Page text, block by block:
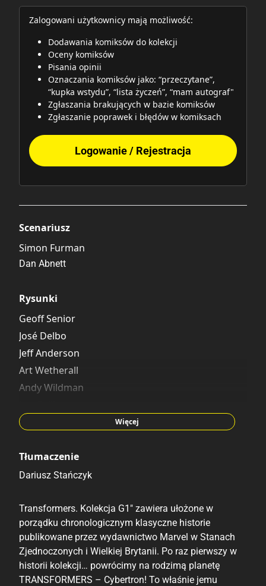
Zalogowani użytkownicy mają możliwość:
Dodawania komiksów do kolekcji
Oceny komiksów
Pisania opinii
Oznaczania komiksów jako: “przeczytane”,
“kupka wstydu”, “lista życzeń”, “mam autograf"
Zgłaszania brakujących w bazie komiksów
Zgłaszanie poprawek i błędów w komiksach
Logowanie / Rejestracja
Scenariusz
Simon Furman
Dan Abnett
Rysunki
Geoff Senior
José Delbo
Jeff Anderson
Art Wetherall
Andy Wildman
Staz Johnson
Więcej
Tłumaczenie
Dariusz Stańczyk
Transformers. Kolekcja G1″ zawiera ułożone w
porządku chronologicznym klasyczne historie
publikowane przez wydawnictwo Marvel w Stanach
Zjednoczonych i Wielkiej Brytanii. Po raz pierwszy w
historii kolekcji… powrócimy na rodzimą planetę
TRANSFORMERS – Cybertron! To właśnie jemu